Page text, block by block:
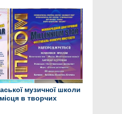
музичної школи
в творчих